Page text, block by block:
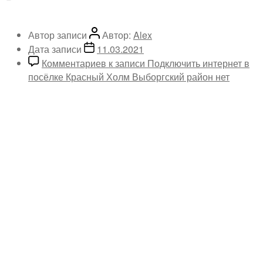
Автор записи Автор: Alex
Дата записи
11.03.2021
Комментариев к записи Подключить интернет в
посёлке Красный Холм Выборгский район нет